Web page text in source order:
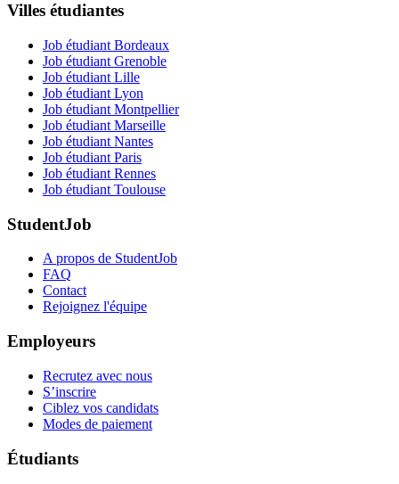
Villes étudiantes
Job étudiant Bordeaux
Job étudiant Grenoble
Job étudiant Lille
Job étudiant Lyon
Job étudiant Montpellier
Job étudiant Marseille
Job étudiant Nantes
Job étudiant Paris
Job étudiant Rennes
Job étudiant Toulouse
StudentJob
A propos de StudentJob
FAQ
Contact
Rejoignez l'équipe
Employeurs
Recrutez avec nous
S’inscrire
Ciblez vos candidats
Modes de paiement
Étudiants